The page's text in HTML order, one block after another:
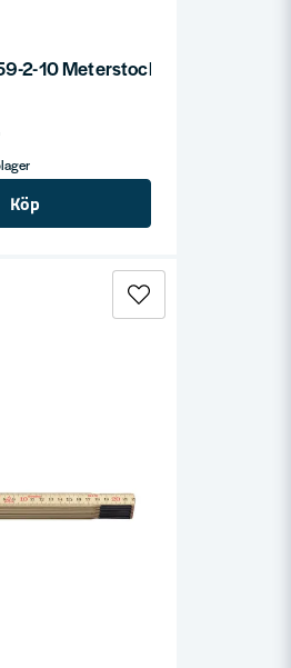
Hultafors G59-2-10 Meterstock i Glasfiber 2m
Köp